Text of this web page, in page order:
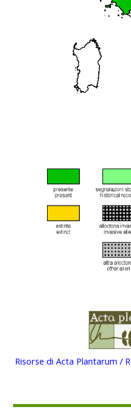
Risorse di Acta Plantarum /